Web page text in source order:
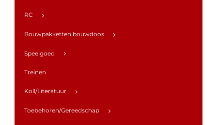
RC
Bouwpakketten bouwdoos
Speelgoed
Treinen
Koll/Literatuur
Toebehoren/Gereedschap